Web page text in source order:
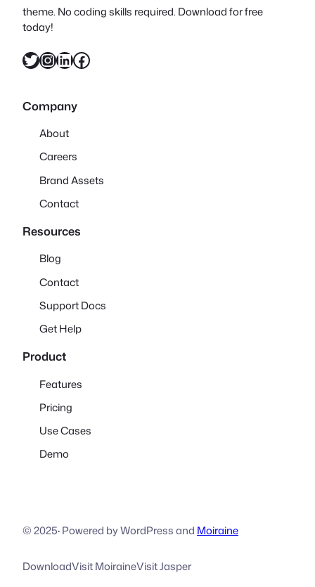
theme. No coding skills required. Download for free
today!
X InstagramLinkedIn Facebook
Company
About
Careers
Brand Assets
Contact
Resources
Blog
Contact
Support Docs
Get Help
Product
Features
Pricing
Use Cases
Demo
© 2025·Powered by WordPress and Moiraine
DownloadVisit MoiraineVisit Jasper